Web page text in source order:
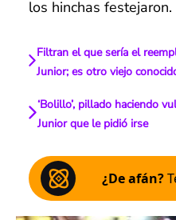
los hinchas festejaron.
Filtran el que sería el
Junior; es otro viejo
‘Bolillo’, pillado haciendo
Junior que le pidió irse
¿De afán?